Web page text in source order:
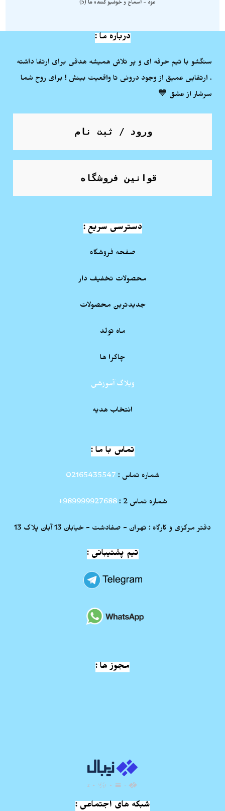
عود - اسماج و خوشبو کننده ها
5
درباره ما :
سنگشو با تیم حرفه ای و پر تلاش همیشه هدفی برای ارتفا داشته
. ارتقایی عمیق از وجود درونی تا واقعیت بینش ! برای روح شما
سرشار از عشق 💙
ورود / ثبت نام
قوانین فروشگاه
دسترسی سریع :
صفحه فروشگاه
محصولات تخفیف دار
جدیدترین محصولات
ماه تولد
چاکرا ها
وبلاگ آموزشی
انتخاب هدیه
تماس با ما :
شماره تماس : 02165435547
شماره تماس 2 : 989999927688+
دفتر مرکزی و کارگاه : تهران - صفادشت - خیابان 13 آبان پلاک 13
تیم پشتیبانی :
مجوز ها :
شبکه های اجتماعی :